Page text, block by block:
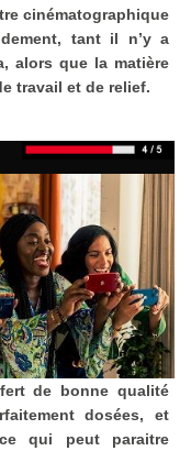
cinématographique
tant il n’y a
alors que la matière
travail et de relief.
de bonne qualité
dosées, et
qui peut paraitre